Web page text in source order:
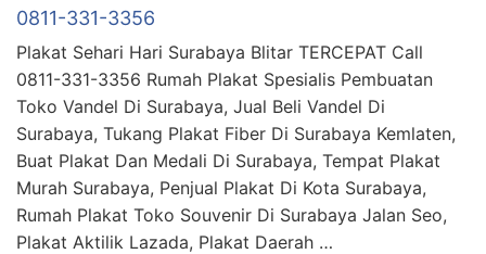
0811-331-3356
Plakat Sehari Hari Surabaya Blitar TERCEPAT Call
0811-331-3356 Rumah Plakat Spesialis Pembuatan
Toko Vandel Di Surabaya, Jual Beli Vandel Di
Surabaya, Tukang Plakat Fiber Di Surabaya Kemlaten,
Buat Plakat Dan Medali Di Surabaya, Tempat Plakat
Murah Surabaya, Penjual Plakat Di Kota Surabaya,
Rumah Plakat Toko Souvenir Di Surabaya Jalan Seo,
Plakat Aktilik Lazada, Plakat Daerah …